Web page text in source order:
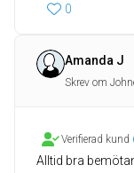
0
Amanda J
Skrev om
Verifierad kund
Alltid bra